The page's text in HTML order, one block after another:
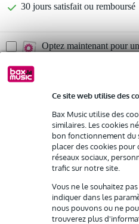
Ce site web utilise des
Bax Music utilise des
similaires. Les cookies
bon fonctionnement du
placer des cookies
réseaux sociaux,
trafic sur notre site.
Vous ne le souhaitez
indiquer dans les
nous pouvons ou ne
trouverez plus
30 jours satisfait ou remboursé
Optez maintenant pour
ans et profitez de plus
Louez ce produit à partir de
Location de plusieurs
2 500 €
gratuite
Résiliation possible du
Possibilité d'acheter votre/
Remplacement rapide par
Informations
cardioïde 1 : cardioïde
puissance efficace : 1 030 W
Afficher toutes les caractéristiques